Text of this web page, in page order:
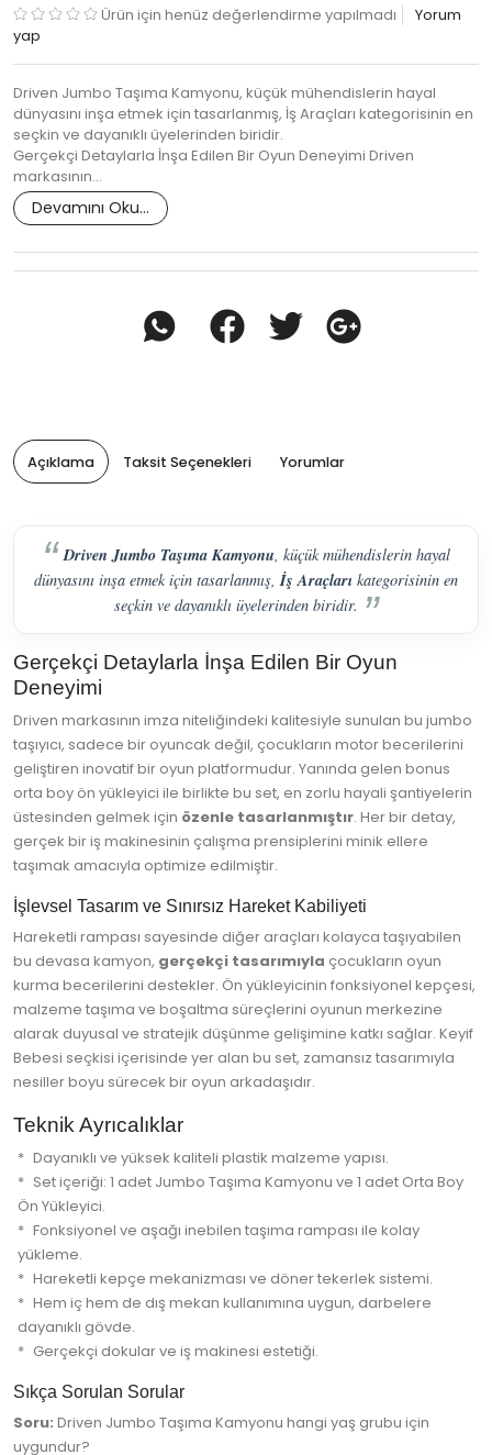
Ürün için henüz değerlendirme yapılmadı
Yorum
yap
Driven Jumbo Taşıma Kamyonu, küçük mühendislerin hayal
dünyasını inşa etmek için tasarlanmış, İş Araçları kategorisinin en
seçkin ve dayanıklı üyelerinden biridir.
Gerçekçi Detaylarla İnşa Edilen Bir Oyun Deneyimi Driven
markasının…
Devamını Oku...
Açıklama Taksit Seçenekleri Yorumlar
Driven Jumbo Taşıma Kamyonu, küçük mühendislerin hayal
dünyasını inşa etmek için tasarlanmış,İş Araçları kategorisinin en
seçkin ve dayanıklı üyelerinden biridir.
Gerçekçi Detaylarla İnşa Edilen Bir Oyun
Deneyimi
Driven markasının imza niteliğindeki kalitesiyle sunulan bu jumbo
taşıyıcı, sadece bir oyuncak değil, çocukların motor becerilerini
geliştiren inovatif bir oyun platformudur. Yanında gelen bonus
orta boy ön yükleyici ile birlikte bu set, en zorlu hayali şantiyelerin
üstesinden gelmek için özenle tasarlanmıştır. Her bir detay,
gerçek bir iş makinesinin çalışma prensiplerini minik ellere
taşımak amacıyla optimize edilmiştir.
İşlevsel Tasarım ve Sınırsız Hareket Kabiliyeti
Hareketli rampası sayesinde diğer araçları kolayca taşıyabilen
bu devasa kamyon, gerçekçi tasarımıyla çocukların oyun
kurma becerilerini destekler. Ön yükleyicinin fonksiyonel kepçesi,
malzeme taşıma ve boşaltma süreçlerini oyunun merkezine
alarak duyusal ve stratejik düşünme gelişimine katkı sağlar. Keyif
Bebesi seçkisi içerisinde yer alan bu set, zamansız tasarımıyla
nesiller boyu sürecek bir oyun arkadaşıdır.
Teknik Ayrıcalıklar
Dayanıklı ve yüksek kaliteli plastik malzeme yapısı.
Set içeriği: 1 adet Jumbo Taşıma Kamyonu ve 1 adet Orta Boy
Ön Yükleyici.
Fonksiyonel ve aşağı inebilen taşıma rampası ile kolay
yükleme.
Hareketli kepçe mekanizması ve döner tekerlek sistemi.
Hem iç hem de dış mekan kullanımına uygun, darbelere
dayanıklı gövde.
Gerçekçi dokular ve iş makinesi estetiği.
Sıkça Sorulan Sorular
Soru: Driven Jumbo Taşıma Kamyonu hangi yaş grubu için
uygundur?